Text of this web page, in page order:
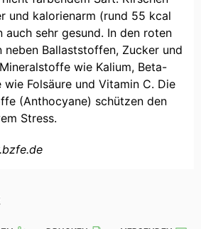
und kalorienarm (rund 55 kcal
auch sehr gesund. In den roten
neben Ballaststoffen, Zucker und
wie Kalium, Beta-
Folsäure und Vitamin C. Die
(Anthocyane) schützen den
Stress.